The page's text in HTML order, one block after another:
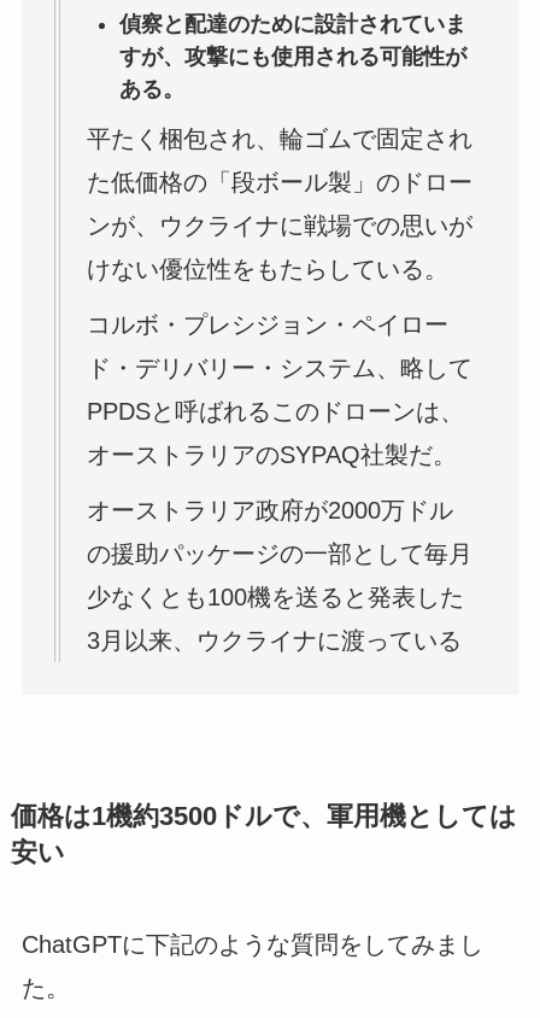
偵察と配達のために設計されていま
すが、攻撃にも使用される可能性が
ある。
平たく梱包され、輪ゴムで固定され
た低価格の「段ボール製」のドロー
ンが、ウクライナに戦場での思いが
けない優位性をもたらしている。
コルボ・プレシジョン・ペイロー
ド・デリバリー・システム、略して
PPDSと呼ばれるこのドローンは、
オーストラリアのSYPAQ社製だ。
オーストラリア政府が2000万ドル
の援助パッケージの一部として毎月
少なくとも100機を送ると発表した
3月以来、ウクライナに渡っている
価格は1機約3500ドルで、軍用機としては
安い
ChatGPTに下記のような質問をしてみまし
た。